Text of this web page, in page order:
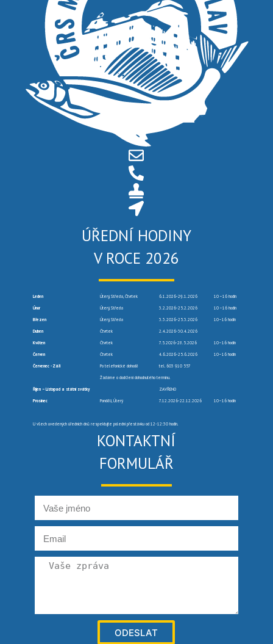
ÚŘEDNÍ HODINY
V ROCE 2026
Leden Úterý, Středa, Čtvrtek 6.1.2026-29.1.2026 10 –16 hodin
Únor Úterý, Středa 3.2.2026-25.2.2026 10 –16 hodin
Březen Úterý, Středa 3.3.2026-25.3.2026 10–16 hodin
Duben Čtvrtek 2.4.2026-30.4.2026
Květen Čtvrtek 7.5.2026-28.5.2026 10–16 hodin
Červen Čtvrtek 4.6.2026-25.6.2026 10–16 hodin
Červenec -Září Po telefonické dohodě tel. 603 910 557
Žádáme o dodržení dohodnutého termínu.
Říjen – Listopad a státní svátky ZAVŘENO
Prosinec Pondělí, Úterý 7.12.2026-22.12.2026 10–16 hodin
U všech uvedených úředních dnů respektujte polední přestávku od 12-12:30 hodin.
KONTAKTNÍ
FORMULÁŘ
ODESLAT